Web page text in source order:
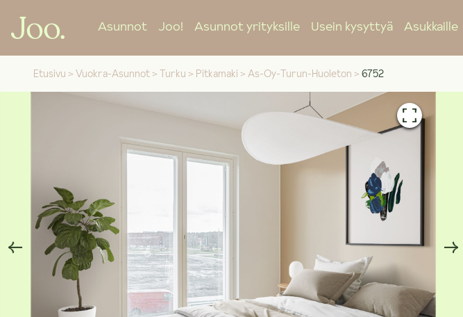
Asunnot Joo! Asunnot yrityksille Usein kysyttyä Asukkaille
Etusivu > Vuokra-Asunnot > Turku > Pitkamaki > As-Oy-Turun-Huoleton > 6752